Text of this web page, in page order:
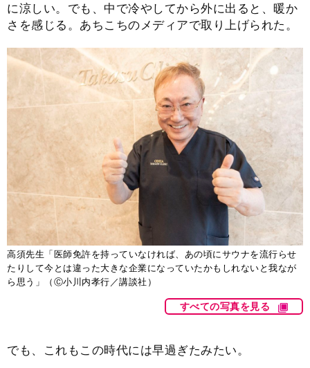
に涼しい。でも、中で冷やしてから外に出ると、暖か
さを感じる。あちこちのメディアで取り上げられた。
高須先生「医師免許を持っていなければ、あの頃にサウナを流行らせ
たりして今とは違った大きな企業になっていたかもしれないと我なが
ら思う」（Ⓒ小川内孝行／講談社）
すべての写真を見る
でも、これもこの時代には早過ぎたみたい。